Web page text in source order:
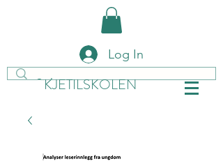
KJETILSKOLEN
Log In